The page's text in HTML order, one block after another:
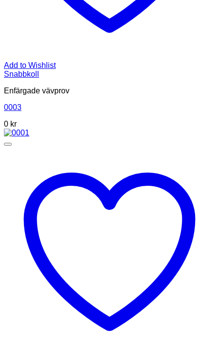
Add to Wishlist
Snabbkoll
Enfärgade vävprov
0003
0 kr